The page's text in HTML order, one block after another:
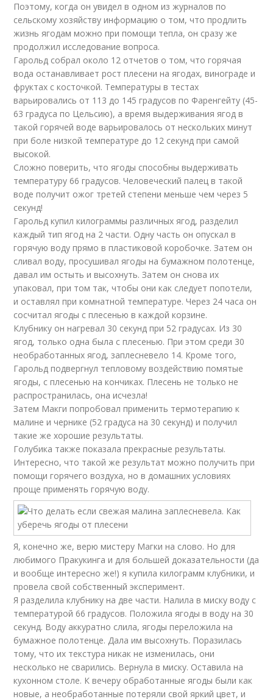
Поэтому, когда он увидел в одном из журналов по
сельскому хозяйству информацию о том, что продлить
жизнь ягодам можно при помощи тепла, он сразу же
продолжил исследование вопроса.
Гарольд собрал около 12 отчетов о том, что горячая
вода останавливает рост плесени на ягодах, винограде и
фруктах с косточкой. Температуры в тестах
варьировались от 113 до 145 градусов по Фаренгейту (45-
63 градуса по Цельсию), а время выдерживания ягод в
такой горячей воде варьировалось от нескольких минут
при боле низкой температуре до 12 секунд при самой
высокой.
Сложно поверить, что ягоды способны выдерживать
температуру 66 градусов. Человеческий палец в такой
воде получит ожог третей степени меньше чем через 5
секунд!
Гарольд купил килограммы различных ягод, разделил
каждый тип ягод на 2 части. Одну часть он опускал в
горячую воду прямо в пластиковой коробочке. Затем он
сливал воду, просушивал ягоды на бумажном полотенце,
давал им остыть и высохнуть. Затем он снова их
упаковал, при том так, чтобы они как следует попотели,
и оставлял при комнатной температуре. Через 24 часа он
сосчитал ягоды с плесенью в каждой корзине.
Клубнику он нагревал 30 секунд при 52 градусах. Из 30
ягод, только одна была с плесенью. При этом среди 30
необработанных ягод, заплесневело 14. Кроме того,
Гарольд подвергнул тепловому воздействию помятые
ягоды, с плесенью на кончиках. Плесень не только не
распространилась, она исчезла!
Затем Макги попробовал применить термотерапию к
малине и чернике (52 градуса на 30 секунд) и получил
такие же хорошие результаты.
Голубика также показала прекрасные результаты.
Интересно, что такой же результат можно получить при
помощи горячего воздуха, но в домашних условиях
проще применять горячую воду.
Я, конечно же, верю мистеру Магки на слово. Но для
любимого Пракукинга и для большей доказательности (да
и вообще интересно же!) я купила килограмм клубники, и
провела свой собственный эксперимент.
Я разделила клубнику на две части. Налила в миску воду с
температурой 66 градусов. Положила ягоды в воду на 30
секунд. Воду аккуратно слила, ягоды переложила на
бумажное полотенце. Дала им высохнуть. Поразилась
тому, что их текстура никак не изменилась, они
несколько не сварились. Вернула в миску. Оставила на
кухонном столе. К вечеру обработанные ягоды были как
новые, а необработанные потеряли свой яркий цвет, и